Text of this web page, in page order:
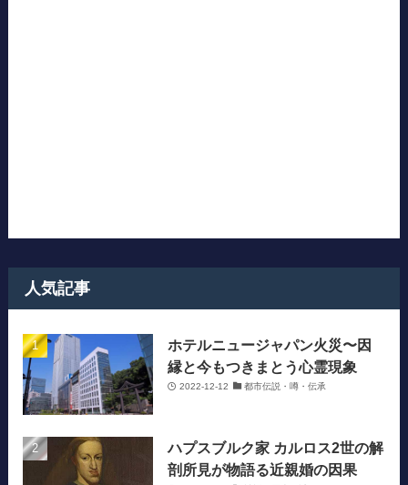
人気記事
ホテルニュージャパン火災〜因
縁と今もつきまとう心霊現象
2022-12-12 都市伝説・噂・伝承
ハプスブルク家 カルロス2世の解
剖所見が物語る近親婚の因果